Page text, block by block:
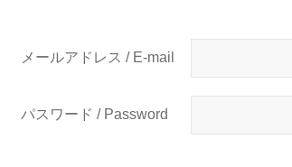
メールアドレス / E-mail
パスワード / Password